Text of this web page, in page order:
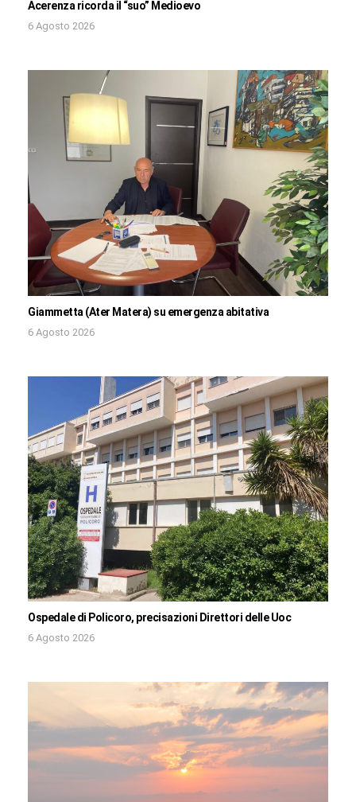
Acerenza ricorda il “suo” Medioevo
6 Agosto 2026
Giammetta (Ater Matera) su emergenza abitativa
6 Agosto 2026
Ospedale di Policoro, precisazioni Direttori delle Uoc
6 Agosto 2026